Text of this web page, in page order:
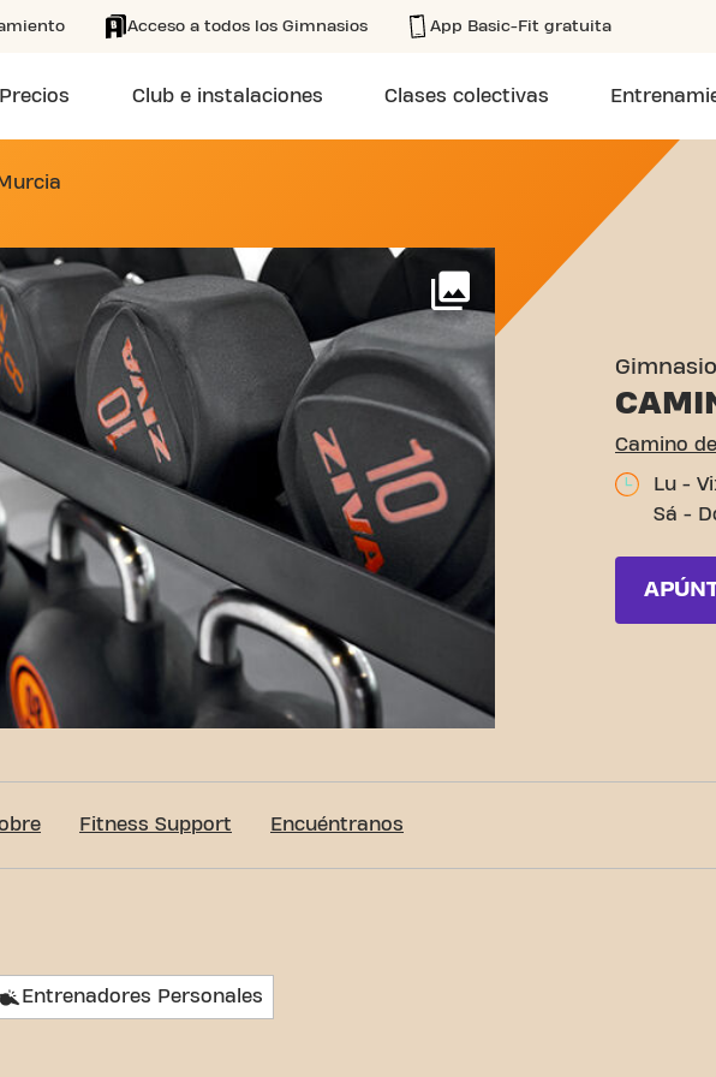
Acceso a todos los Gimnasios App Basic-Fit gratuita
Precios Club e instalaciones Clases colectivas
DE LA PALOMA 25 MURCIA
Gimnasio
Camino
Lu -
Sá -
Fitness Support Encuéntranos
Entrenadores Personales